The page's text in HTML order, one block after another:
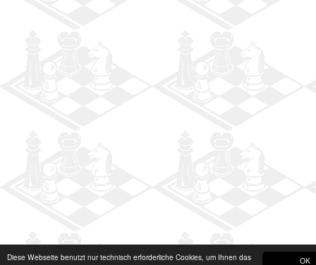
OK
Diese Webseite benutzt nur technisch erforderliche Cookies, um Ihnen das